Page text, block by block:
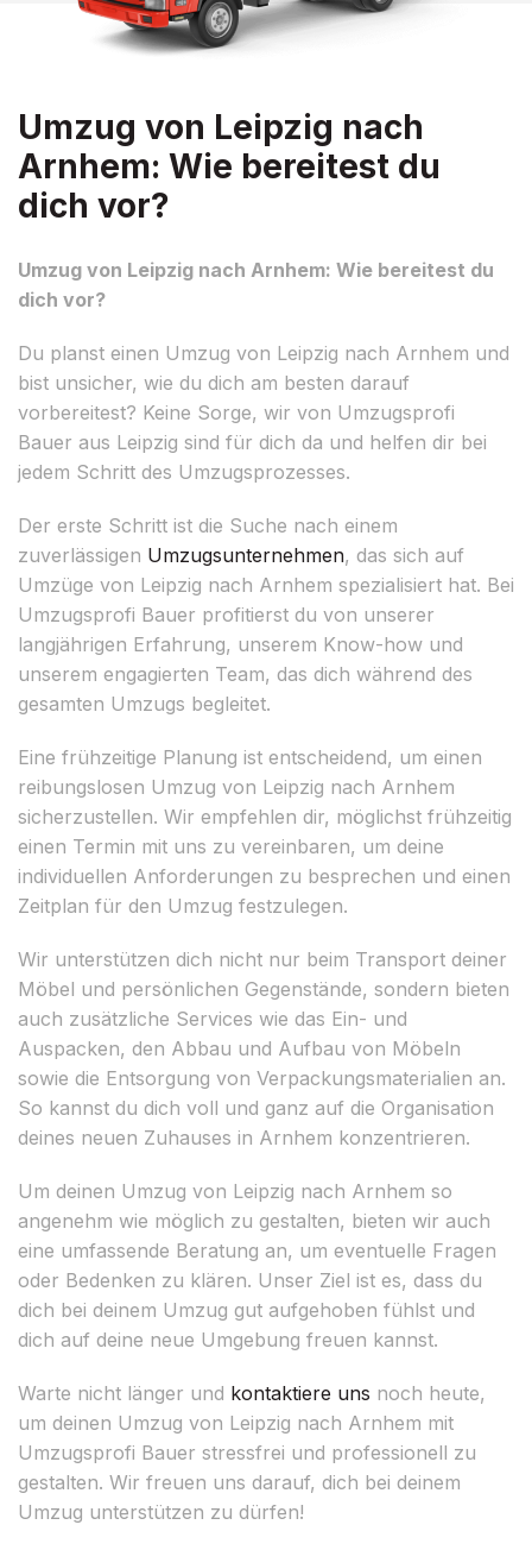
Umzug von Leipzig nach
Arnhem: Wie bereitest du
dich vor?
Umzug von Leipzig nach Arnhem: Wie bereitest du
dich vor?
Du planst einen Umzug von Leipzig nach Arnhem und
bist unsicher, wie du dich am besten darauf
vorbereitest? Keine Sorge, wir von Umzugsprofi
Bauer aus Leipzig sind für dich da und helfen dir bei
jedem Schritt des Umzugsprozesses.
Der erste Schritt ist die Suche nach einem
zuverlässigen Umzugsunternehmen, das sich auf
Umzüge von Leipzig nach Arnhem spezialisiert hat. Bei
Umzugsprofi Bauer profitierst du von unserer
langjährigen Erfahrung, unserem Know-how und
unserem engagierten Team, das dich während des
gesamten Umzugs begleitet.
Eine frühzeitige Planung ist entscheidend, um einen
reibungslosen Umzug von Leipzig nach Arnhem
sicherzustellen. Wir empfehlen dir, möglichst frühzeitig
einen Termin mit uns zu vereinbaren, um deine
individuellen Anforderungen zu besprechen und einen
Zeitplan für den Umzug festzulegen.
Wir unterstützen dich nicht nur beim Transport deiner
Möbel und persönlichen Gegenstände, sondern bieten
auch zusätzliche Services wie das Ein- und
Auspacken, den Abbau und Aufbau von Möbeln
sowie die Entsorgung von Verpackungsmaterialien an.
So kannst du dich voll und ganz auf die Organisation
deines neuen Zuhauses in Arnhem konzentrieren.
Um deinen Umzug von Leipzig nach Arnhem so
angenehm wie möglich zu gestalten, bieten wir auch
eine umfassende Beratung an, um eventuelle Fragen
oder Bedenken zu klären. Unser Ziel ist es, dass du
dich bei deinem Umzug gut aufgehoben fühlst und
dich auf deine neue Umgebung freuen kannst.
Warte nicht länger und kontaktiere uns noch heute,
um deinen Umzug von Leipzig nach Arnhem mit
Umzugsprofi Bauer stressfrei und professionell zu
gestalten. Wir freuen uns darauf, dich bei deinem
Umzug unterstützen zu dürfen!